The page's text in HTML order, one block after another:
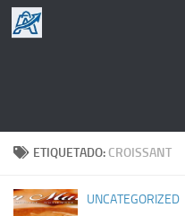
Saltar al contenido
ETIQUETADO: CROISSANT
UNCATEGORIZED